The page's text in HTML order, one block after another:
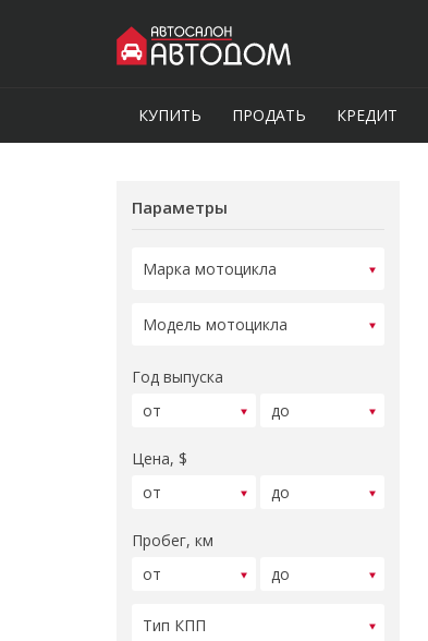
КУПИТЬ ПРОДАТЬ КРЕДИТ
Параметры
Год выпуска
Цена, $
Пробег, км